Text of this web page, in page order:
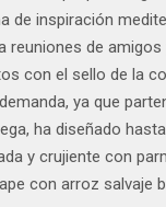
de inspiración
reuniones de
con el sello de la
ya que
ha diseñado
y crujiente con
con arroz salvaje